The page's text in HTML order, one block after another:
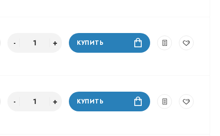
КУПИТЬ
КУПИТЬ